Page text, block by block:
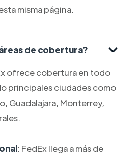
misma página.
de cobertura?
ofrece cobertura en todo
principales ciudades como
Guadalajara, Monterrey,
: FedEx llega a más de